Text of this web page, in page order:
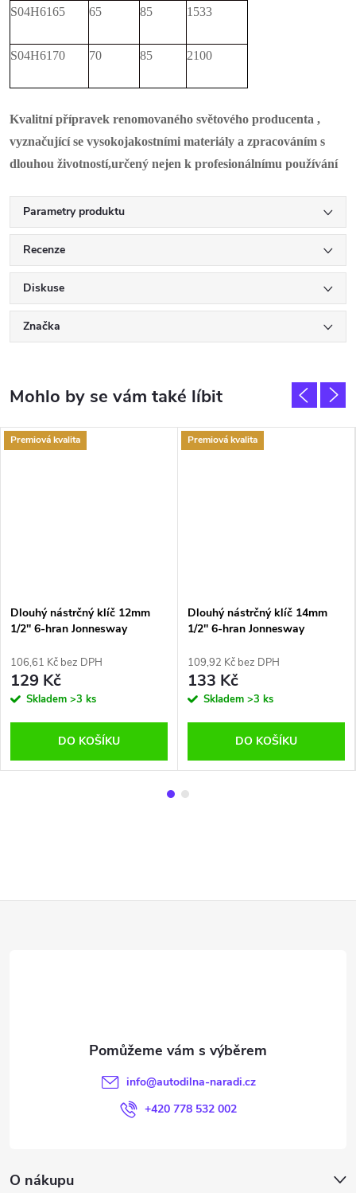
S04H6165 65 85 1533
S04H6170 70 85 2100
Kvalitní přípravek renomovaného světového producenta ,
vyznačující se vysokojakostními materiály a zpracováním s
dlouhou životností,určený nejen k profesionálnímu používání
Parametry produktu
Recenze
Diskuse
Značka
Premiová kvalita
Dlouhý nástrčný klíč 12mm
1/2'' 6-hran Jonnesway
106,61 Kč bez DPH
129 Kč
Skladem >3 ks
DO KOŠÍKU
Premiová kvalita
Dlouhý nástrčný klíč 14mm
1/2'' 6-hran Jonnesway
109,92 Kč bez DPH
133 Kč
Skladem >3 ks
DO KOŠÍKU
info@autodilna-naradi.cz
+420 778 532 002
O nákupu